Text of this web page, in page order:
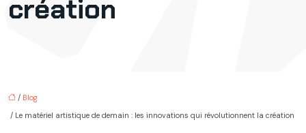
création
/ Blog
/ Le matériel artistique de demain : les innovations qui révolutionnent la création